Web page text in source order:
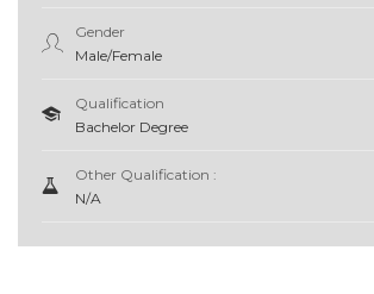
Gender
Male/Female
Qualification
Bachelor Degree
Other Qualification :
N/A